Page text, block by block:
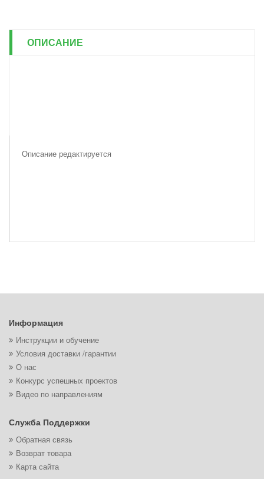
ОПИСАНИЕ
Описание редактируется
Информация
Инструкции и обучение
Условия доставки /гарантии
О нас
Конкурс успешных проектов
Видео по направлениям
Служба Поддержки
Обратная связь
Возврат товара
Карта сайта